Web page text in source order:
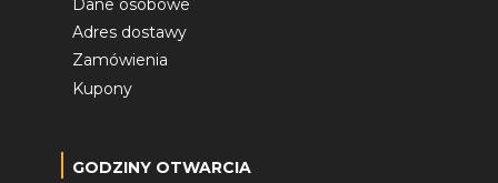
Adres dostawy
Zamówienia
Kupony
GODZINY OTWARCIA